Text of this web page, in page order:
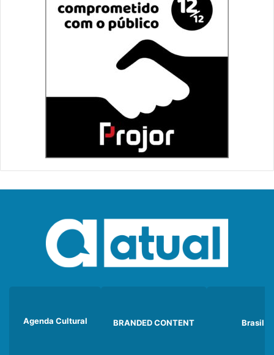
Agenda Cultural BRANDED CONTENT Brasil